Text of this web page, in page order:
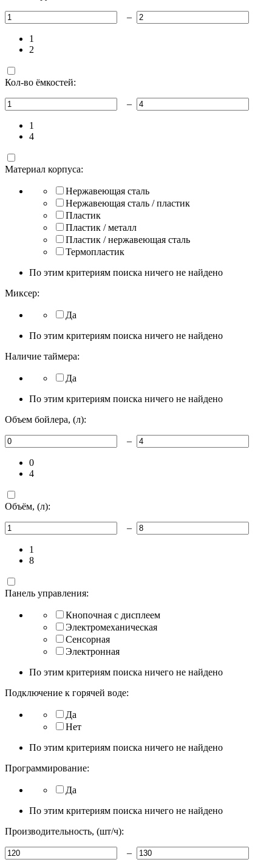
–
1
2
Кол-во ёмкостей:
–
1
4
Материал корпуса:
Нержавеющая сталь
Нержавеющая сталь / пластик
Пластик
Пластик / металл
Пластик / нержавеющая сталь
Термопластик
По этим критериям поиска ничего не найдено
Миксер:
Да
По этим критериям поиска ничего не найдено
Наличие таймера:
Да
По этим критериям поиска ничего не найдено
Объем бойлера, (л):
–
0
4
Объём, (л):
–
1
8
Панель управления:
Кнопочная с дисплеем
Электромеханическая
Сенсорная
Электронная
По этим критериям поиска ничего не найдено
Подключение к горячей воде:
Да
Нет
По этим критериям поиска ничего не найдено
Программирование:
Да
По этим критериям поиска ничего не найдено
Производительность, (шт/ч):
–